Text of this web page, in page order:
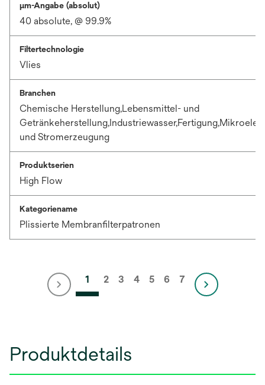
μm-Angabe (absolut)
40 absolute, @ 99.9%
Filtertechnologie
Vlies
Branchen
Chemische Herstellung,Lebensmittel- und
und Stromerzeugung
Produktserien
High Flow
Kategoriename
Plissierte Membranfilterpatronen
1 2 3 4 5 6 7
Produktdetails